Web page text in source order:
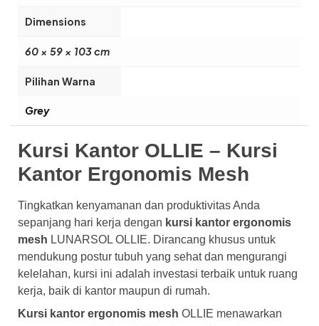
Dimensions
60 × 59 × 103 cm
Pilihan Warna
Grey
Kursi Kantor OLLIE – Kursi
Kantor Ergonomis Mesh
Tingkatkan kenyamanan dan produktivitas Anda
sepanjang hari kerja dengan kursi kantor ergonomis
mesh LUNARSOL OLLIE. Dirancang khusus untuk
mendukung postur tubuh yang sehat dan mengurangi
kelelahan, kursi ini adalah investasi terbaik untuk ruang
kerja, baik di kantor maupun di rumah.
Kursi kantor ergonomis mesh OLLIE menawarkan